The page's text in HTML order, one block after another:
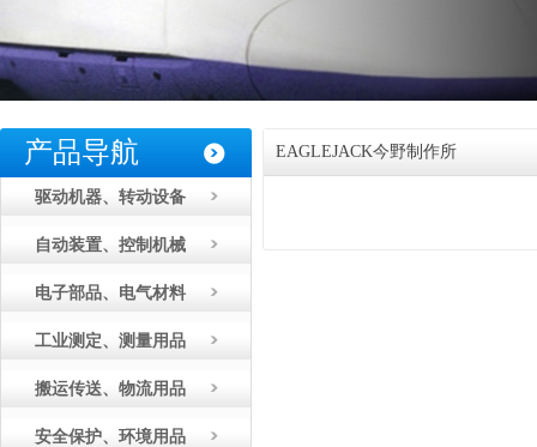
产品导航
驱动机器、转动设备
自动装置、控制机械
电子部品、电气材料
工业测定、测量用品
搬运传送、物流用品
安全保护、环境用品
EAGLEJACK今野制作所